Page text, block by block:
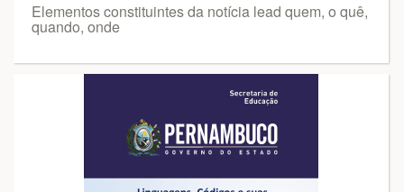
Elementos constituintes da notícia lead quem, o quê,
quando, onde